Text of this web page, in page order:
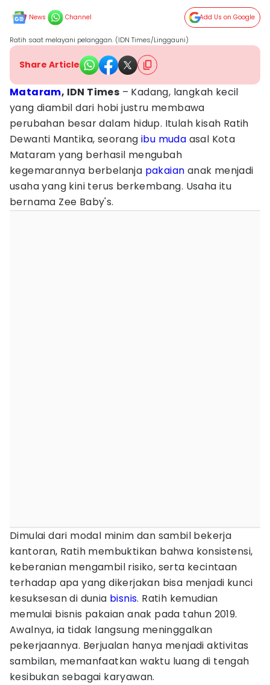
News Channel Add Us on Google
Ratih saat melayani pelanggan. (IDN Times/Linggauni)
Share Article
Mataram, IDN Times – Kadang, langkah kecil
yang diambil dari hobi justru membawa
perubahan besar dalam hidup. Itulah kisah Ratih
Dewanti Mantika, seorang ibu muda asal Kota
Mataram yang berhasil mengubah
kegemarannya berbelanja pakaian anak menjadi
usaha yang kini terus berkembang. Usaha itu
bernama Zee Baby's.
Dimulai dari modal minim dan sambil bekerja
kantoran, Ratih membuktikan bahwa konsistensi,
keberanian mengambil risiko, serta kecintaan
terhadap apa yang dikerjakan bisa menjadi kunci
kesuksesan di dunia bisnis. Ratih kemudian
memulai bisnis pakaian anak pada tahun 2019.
Awalnya, ia tidak langsung meninggalkan
pekerjaannya. Berjualan hanya menjadi aktivitas
sambilan, memanfaatkan waktu luang di tengah
kesibukan sebagai karyawan.